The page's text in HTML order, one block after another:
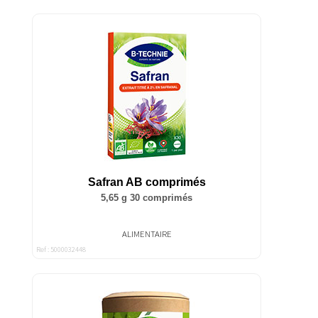
Safran AB comprimés
5,65 g 30 comprimés
ALIMENTAIRE
Ref : 5000032448